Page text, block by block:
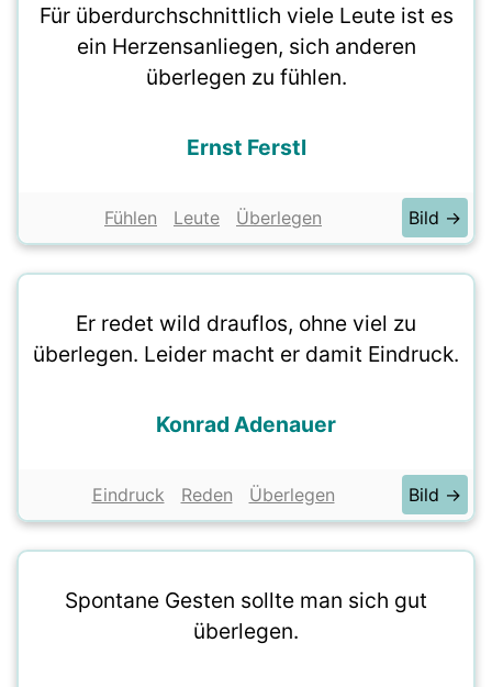
Für überdurchschnittlich viele Leute ist es
ein Herzensanliegen, sich anderen
überlegen zu fühlen.
Ernst Ferstl
Fühlen Leute Überlegen Bild →
Er redet wild drauflos, ohne viel zu
überlegen. Leider macht er damit Eindruck.
Konrad Adenauer
Eindruck Reden Überlegen Bild →
Spontane Gesten sollte man sich gut
überlegen.